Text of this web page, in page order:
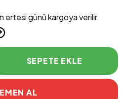
ertesi günü kargoya verilir.
SEPETE EKLE
AL